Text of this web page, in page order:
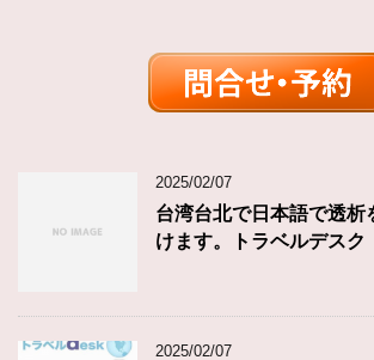
2025/02/07
台湾台北で日本語で透析
けます。トラベルデスク
2025/02/07